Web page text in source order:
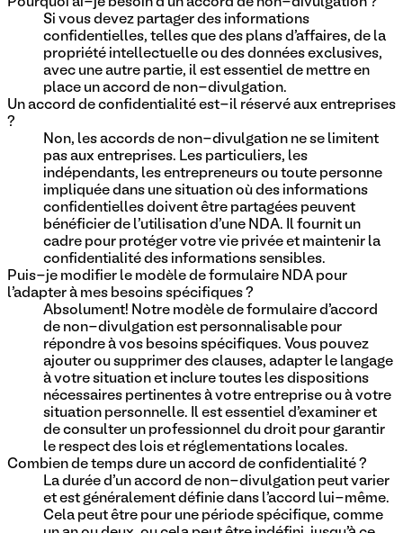
Si vous devez partager des informations
confidentielles, telles que des plans d'affaires, de la
propriété intellectuelle ou des données exclusives,
avec une autre partie, il est essentiel de mettre en
place un accord de non-divulgation.
Un accord de confidentialité est-il réservé aux entreprises
?
Non, les accords de non-divulgation ne se limitent
pas aux entreprises. Les particuliers, les
indépendants, les entrepreneurs ou toute personne
impliquée dans une situation où des informations
confidentielles doivent être partagées peuvent
bénéficier de l'utilisation d'une NDA. Il fournit un
cadre pour protéger votre vie privée et maintenir la
confidentialité des informations sensibles.
Puis-je modifier le modèle de formulaire NDA pour
l'adapter à mes besoins spécifiques ?
Absolument! Notre modèle de formulaire d'accord
de non-divulgation est personnalisable pour
répondre à vos besoins spécifiques. Vous pouvez
ajouter ou supprimer des clauses, adapter le langage
à votre situation et inclure toutes les dispositions
nécessaires pertinentes à votre entreprise ou à votre
situation personnelle. Il est essentiel d'examiner et
de consulter un professionnel du droit pour garantir
le respect des lois et réglementations locales.
Combien de temps dure un accord de confidentialité ?
La durée d'un accord de non-divulgation peut varier
et est généralement définie dans l'accord lui-même.
Cela peut être pour une période spécifique, comme